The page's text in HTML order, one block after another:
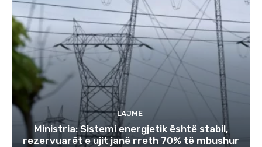
LAJME
Ministria: Sistemi energjetik është stabil,
rezervuarët e ujit janë rreth 70% të mbushur